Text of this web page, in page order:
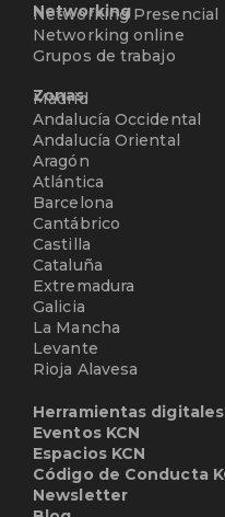
Networking
Networking Presencial
Networking online
Grupos de trabajo
Zonas
Madrid
Andalucía Occidental
Andalucía Oriental
Aragón
Atlántica
Barcelona
Cantábrico
Castilla
Cataluña
Extremadura
Galicia
La Mancha
Levante
Rioja Alavesa
Herramientas digitales
Eventos KCN
Espacios KCN
Código de Conducta
Newsletter